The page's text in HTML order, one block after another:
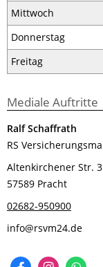
Mittwoch
Donnerstag
Freitag
Mediale Auftritte
Ralf Schaffrath
RS
Altenkirchener Str. 3
57589 Pracht
02682-950900
info@rsvm24.de